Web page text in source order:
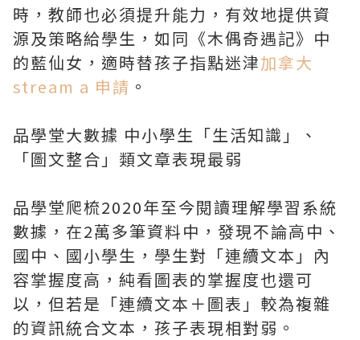
時，教師也必須提升能力，有效地提供資
源及策略給學生，如同《木偶奇遇記》中
的藍仙女，適時替孩子指點迷津加拿大
stream a 申請 。
品學堂大數據 中小學生「生活知識」、
「圖文整合」類文章表現最弱
品學堂爬梳2020年至今閱讀理解學習系統
數據，在2萬多筆資料中，發現不論高中、
國中、國小學生，學生對「連續文本」內
容掌握度高，純看圖表的掌握度也還可
以，但若是「連續文本＋圖表」較為複雜
的資訊統合文本，孩子表現相對弱。